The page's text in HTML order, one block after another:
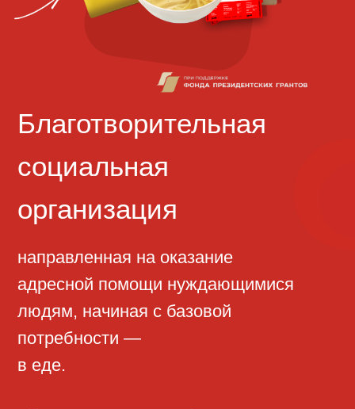
направленная на оказание
адресной помощи нуждающимися
потребности —
Благотворительная